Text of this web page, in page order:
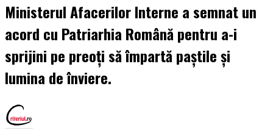
Ministerul Afacerilor Interne a semnat un
acord cu Patriarhia Română pentru a-i
sprijini pe preoți să împartă paștile și
lumina de înviere.